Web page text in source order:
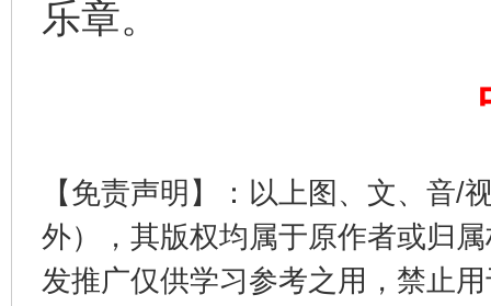
乐章。
【免责声明】：以上图、文、音/
外），其版权均属于原作者或归
发推广仅供学习参考之用，禁止